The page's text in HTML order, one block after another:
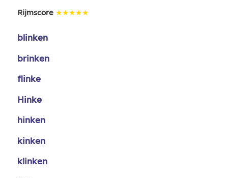
Rijmscore ★★★★★
blinken
brinken
flinke
Hinke
hinken
kinken
klinken